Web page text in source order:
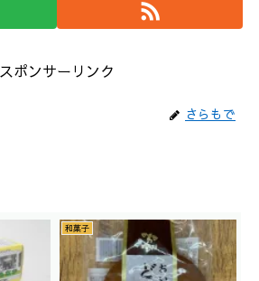
スポンサーリンク
さらもで
和菓子